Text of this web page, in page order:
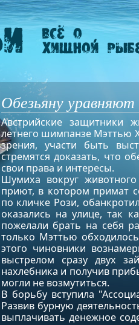
Обезьяну уравняют
Австрийские защитники
летнего шимпанзе Мэттью
зрения, участи быть
стремятся доказать, что
свои права и интересы.
Шумиха вокруг
приют, в котором примат
по кличке Рози,
оказались на улице, так
пожелали брать на себя
только Мэттью
этого чиновники
выстрелом сразу двух
нахлебника и получив
могли не возмутиться.
В борьбу вступила
Развив бурную
выплачивать денежное